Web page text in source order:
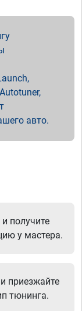
авто.
и получите
у мастера.
приезжайте
тюнинга.